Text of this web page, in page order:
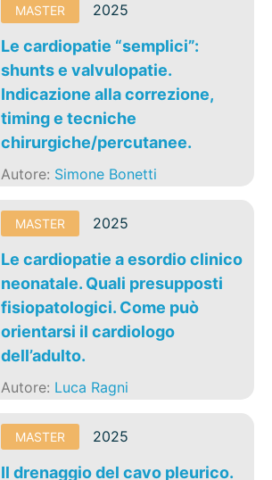
MASTER 2025
Le cardiopatie “semplici”:
shunts e valvulopatie.
Indicazione alla correzione,
timing e tecniche
chirurgiche/percutanee.
Autore: Simone Bonetti
MASTER 2025
Le cardiopatie a esordio clinico
neonatale. Quali presupposti
fisiopatologici. Come può
orientarsi il cardiologo
dell’adulto.
Autore: Luca Ragni
MASTER 2025
Il drenaggio del cavo pleurico.